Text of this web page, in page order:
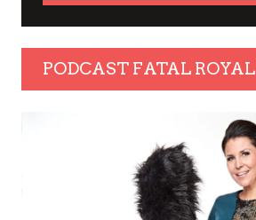
PODCAST FATAL ROYAL